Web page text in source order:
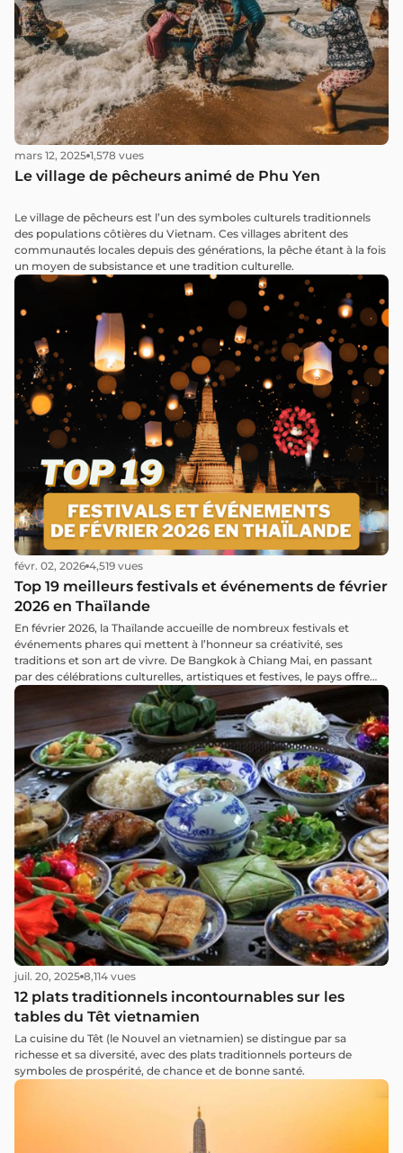
mars 12, 2025 1,578 vues
Le village de pêcheurs animé de Phu Yen
Le village de pêcheurs est l’un des symboles culturels traditionnels
des populations côtières du Vietnam. Ces villages abritent des
communautés locales depuis des générations, la pêche étant à la fois
un moyen de subsistance et une tradition culturelle.
févr. 02, 2026 4,519 vues
Top 19 meilleurs festivals et événements de février
2026 en Thaïlande
En février 2026, la Thaïlande accueille de nombreux festivals et
événements phares qui mettent à l’honneur sa créativité, ses
traditions et son art de vivre. De Bangkok à Chiang Mai, en passant
par des célébrations culturelles, artistiques et festives, le pays offre
tout au long du mois une atmosphère vibrante et riche en
juil. 20, 2025 8,114 vues
12 plats traditionnels incontournables sur les
tables du Têt vietnamien
La cuisine du Têt (le Nouvel an vietnamien) se distingue par sa
richesse et sa diversité, avec des plats traditionnels porteurs de
symboles de prospérité, de chance et de bonne santé.